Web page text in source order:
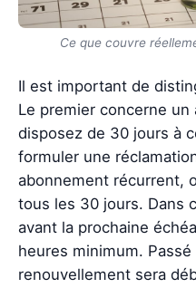
Ce que couvre
Il est important de
Le premier concerne
disposez de 30 jours à
formuler une
abonnement récurrent,
tous les 30 jours. Dans
avant la prochaine
heures minimum. Passé
renouvellement sera